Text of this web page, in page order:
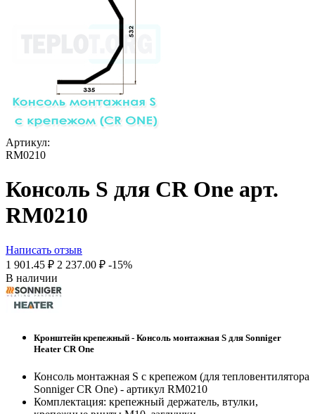
Артикул:
RM0210
Консоль S для CR One арт.
RM0210
Написать отзыв
1 901.45 ₽ 2 237.00 ₽ -15%
В наличии
Кронштейн крепежный - Консоль монтажная S для Sonniger
Heater CR One
Консоль монтажная S c крепежом (для тепловентилятора
Sonniger CR One) - артикул RM0210
Комплектация: крепежный держатель, втулки,